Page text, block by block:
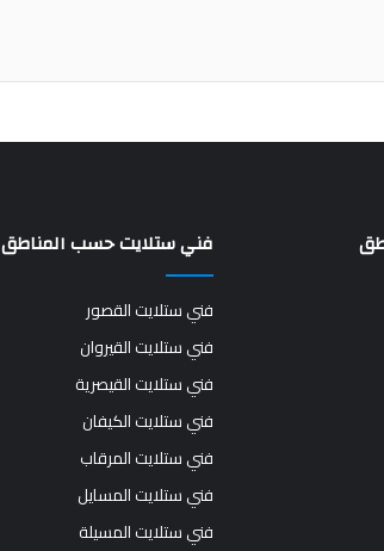
فني ستلايت حسب المناطق
فني ستلايت القصور
فني ستلايت القيروان
فني ستلايت القيصرية
فني ستلايت الكيفان
فني ستلايت المرقاب
فني ستلايت المسايل
فني ستلايت المسيلة